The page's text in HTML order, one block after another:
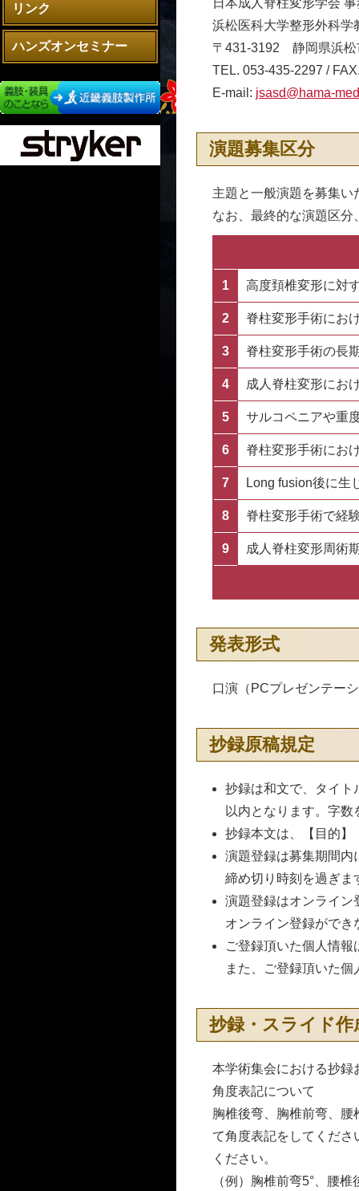
リンク
ハンズオンセミナー
日本成人脊柱変形学会
浜松医科大学整形外科学
〒431-3192 静岡県浜松
TEL. 053-435-2297 /
E-mail: jsasd@hama-
演題募集区分
主題と一般演題を募集い
なお、最終的な演題区
1 高度頚椎変形に対
2 脊柱変形手術にお
3 脊柱変形手術の長
4 成人脊柱変形にお
5 サルコペニアや重
6 脊柱変形手術にお
7 Long fusion後に生
8 脊柱変形手術で経
9 成人脊柱変形周術
発表形式
口演（PCプレゼンテー
抄録原稿規定
抄録は和文で、タイト
以内となります。字
抄録本文は、【目的】
演題登録は募集期間内
締め切り時刻を過ぎま
演題登録はオンライン
オンライン登録がで
ご登録頂いた個人情
また、ご登録頂いた
抄録・スライド作
本学術集会における抄録
角度表記について
胸椎後弯、胸椎前弯、
て角度表記をしてくだ
ください。
（例）胸椎前弯5°、腰